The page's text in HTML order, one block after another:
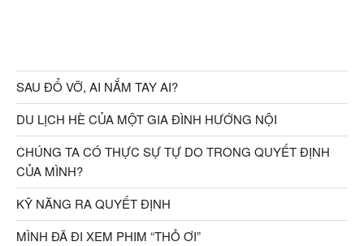
SAU ĐỔ VỠ, AI NẮM TAY AI?
DU LỊCH HÈ CỦA MỘT GIA ĐÌNH HƯỚNG NỘI
CHÚNG TA CÓ THỰC SỰ TỰ DO TRONG QUYẾT ĐỊNH
CỦA MÌNH?
KỸ NĂNG RA QUYẾT ĐỊNH
MÌNH ĐÃ ĐI XEM PHIM “THỎ ƠI”